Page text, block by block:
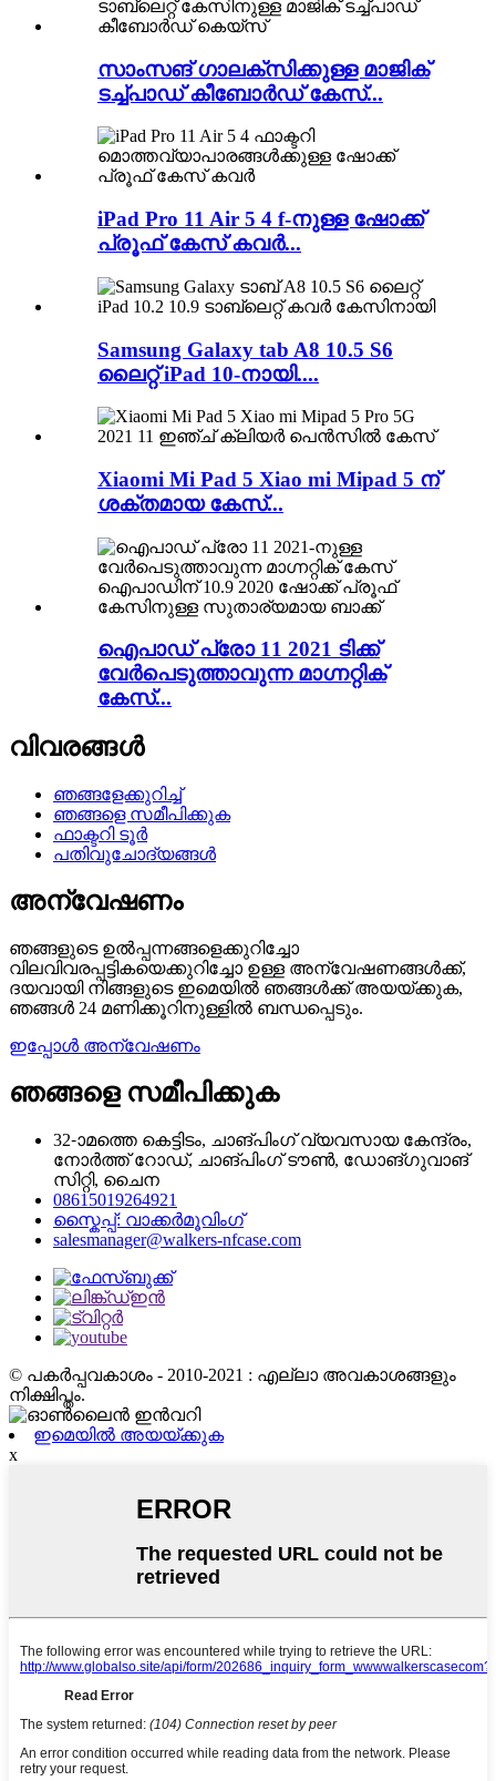
സാംസങ് ഗാലക്സിക്കുള്ള മാജിക്
ടച്ച്പാഡ് കീബോർഡ് കേസ്...
iPad Pro 11 Air 5 4 f-നുള്ള ഷോക്ക്
പ്രൂഫ് കേസ് കവർ...
Samsung Galaxy tab A8 10.5 S6
ലൈറ്റ് iPad 10-നായി....
Xiaomi Mi Pad 5 Xiao mi Mipad 5 ന്
ശക്തമായ കേസ്...
ഐപാഡ് പ്രോ 11 2021 ടിക്ക്
വേർപെടുത്താവുന്ന മാഗ്നറ്റിക്
കേസ്...
വിവരങ്ങൾ
ഞങ്ങളേക്കുറിച്ച്
ഞങ്ങളെ സമീപിക്കുക
ഫാക്ടറി ടൂർ
പതിവുചോദ്യങ്ങൾ
അന്വേഷണം
ഞങ്ങളുടെ ഉൽപ്പന്നങ്ങളെക്കുറിച്ചോ
വിലവിവരപ്പട്ടികയെക്കുറിച്ചോ ഉള്ള അന്വേഷണങ്ങൾക്ക്,
ദയവായി നിങ്ങളുടെ ഇമെയിൽ ഞങ്ങൾക്ക് അയയ്ക്കുക,
ഞങ്ങൾ 24 മണിക്കൂറിനുള്ളിൽ ബന്ധപ്പെടും.
ഇപ്പോൾ അന്വേഷണം
ഞങ്ങളെ സമീപിക്കുക
32-ാമത്തെ കെട്ടിടം, ചാങ്‌പിംഗ് വ്യവസായ കേന്ദ്രം,
നോർത്ത് റോഡ്, ചാങ്‌പിംഗ് ടൗൺ, ഡോങ്‌ഗുവാങ്
സിറ്റി, ചൈന
08615019264921
സ്കൈപ്പ്: വാക്കർമൂവിംഗ്
salesmanager@walkers-nfcase.com
© പകർപ്പവകാശം - 2010-2021 : എല്ലാ അവകാശങ്ങളും
നിക്ഷിപ്തം.
ഇമെയിൽ അയയ്ക്കുക
x